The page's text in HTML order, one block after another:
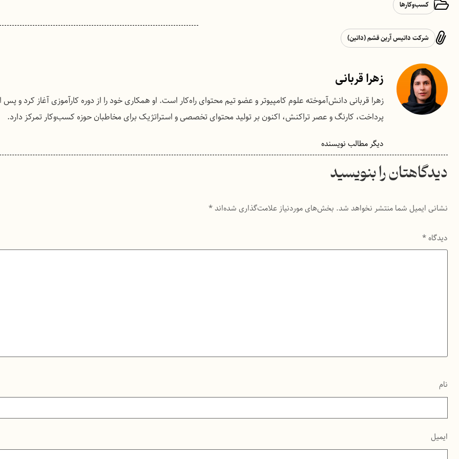
کسب‌وکارها
شرکت داتیس آرین قشم (داتین)
زهرا قربانی
زهرا قربانی دانش‌آموخته علوم کامپیوتر و عضو تیم محتوای راه‌کار است. او همکاری خود را از دوره کارآموزی آغاز کرد و پس
پرداخت، کارنگ و عصر تراکنش، اکنون بر تولید محتوای تخصصی و استراتژیک برای مخاطبان حوزه کسب‌وکار تمرکز دارد.
دیگر مطالب نویسنده
دیدگاهتان را بنویسید
نشانی ایمیل شما منتشر نخواهد شد. بخش‌های موردنیاز علامت‌گذاری شده‌اند*
دیدگاه*
نام
ایمیل